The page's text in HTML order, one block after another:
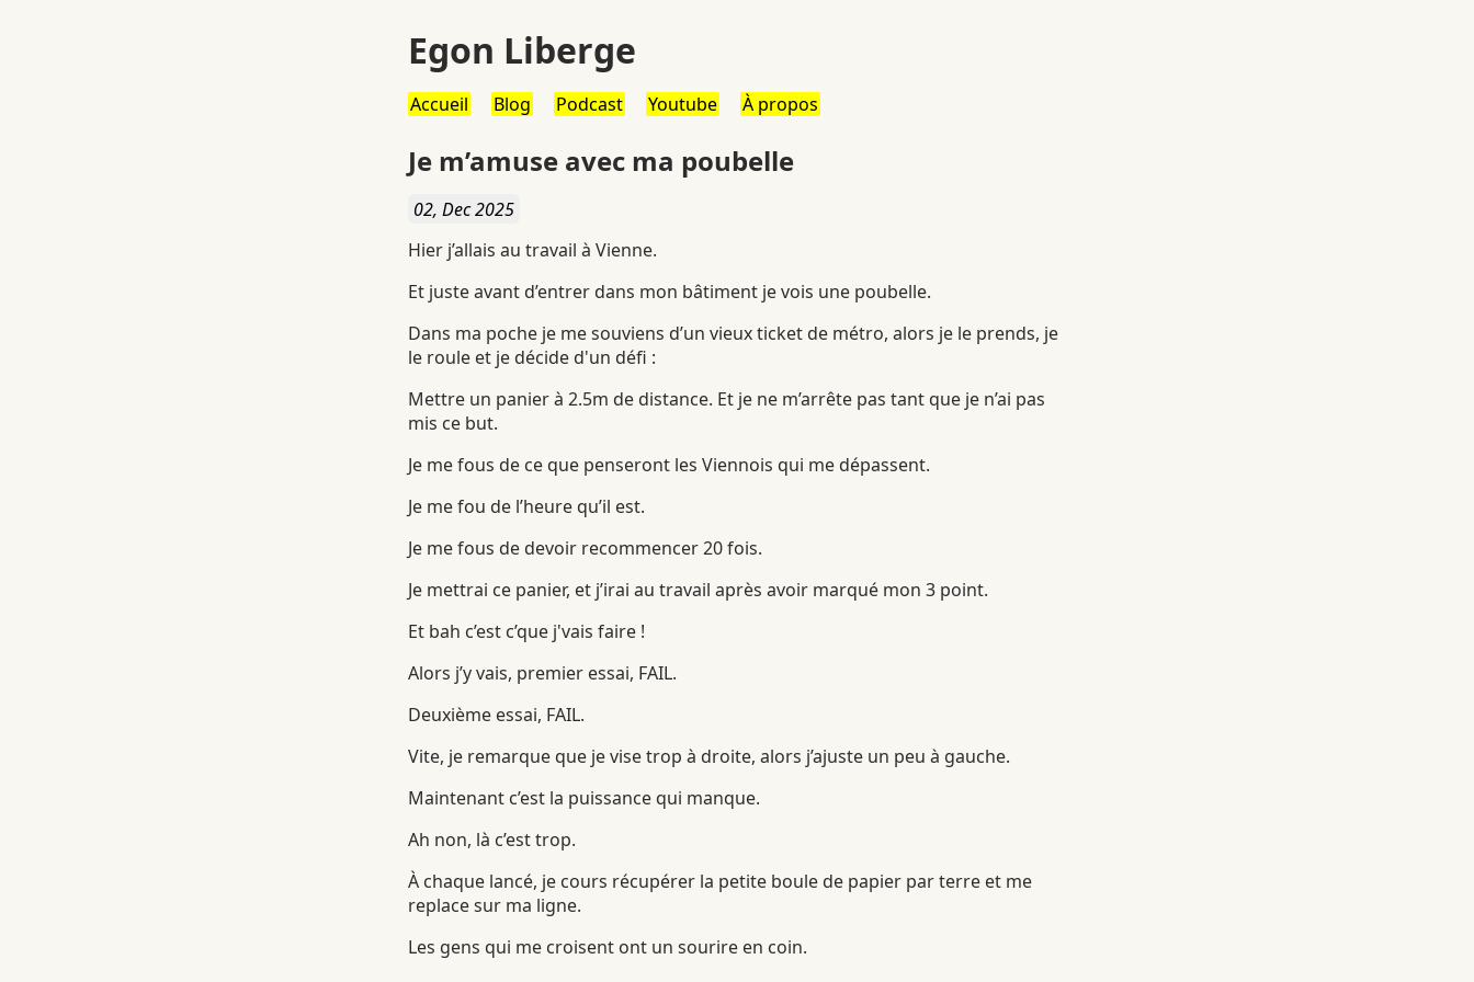
Egon Liberge
Accueil Blog Podcast Youtube À propos
Je m’amuse avec ma poubelle
02, Dec 2025
Hier j’allais au travail à Vienne.
Et juste avant d’entrer dans mon bâtiment je vois une poubelle.
Dans ma poche je me souviens d’un vieux ticket de métro, alors je le prends, je
le roule et je décide d'un défi :
Mettre un panier à 2.5m de distance. Et je ne m’arrête pas tant que je n’ai pas
mis ce but.
Je me fous de ce que penseront les Viennois qui me dépassent.
Je me fou de l’heure qu’il est.
Je me fous de devoir recommencer 20 fois.
Je mettrai ce panier, et j’irai au travail après avoir marqué mon 3 point.
Et bah c’est c’que j'vais faire !
Alors j’y vais, premier essai, FAIL.
Deuxième essai, FAIL.
Vite, je remarque que je vise trop à droite, alors j’ajuste un peu à gauche.
Maintenant c’est la puissance qui manque.
Ah non, là c’est trop.
À chaque lancé, je cours récupérer la petite boule de papier par terre et me
replace sur ma ligne.
Les gens qui me croisent ont un sourire en coin.